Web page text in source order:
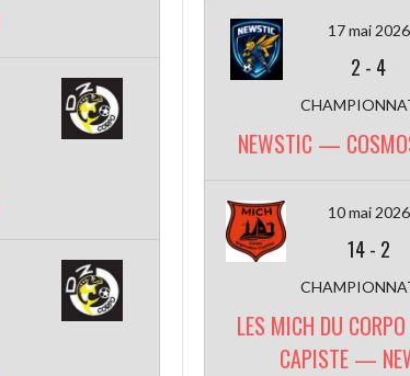
17 mai 2026
2 - 4
NEWSTIC —
10 mai 2026
14- 2
LES MICH DU
CAPISTE —